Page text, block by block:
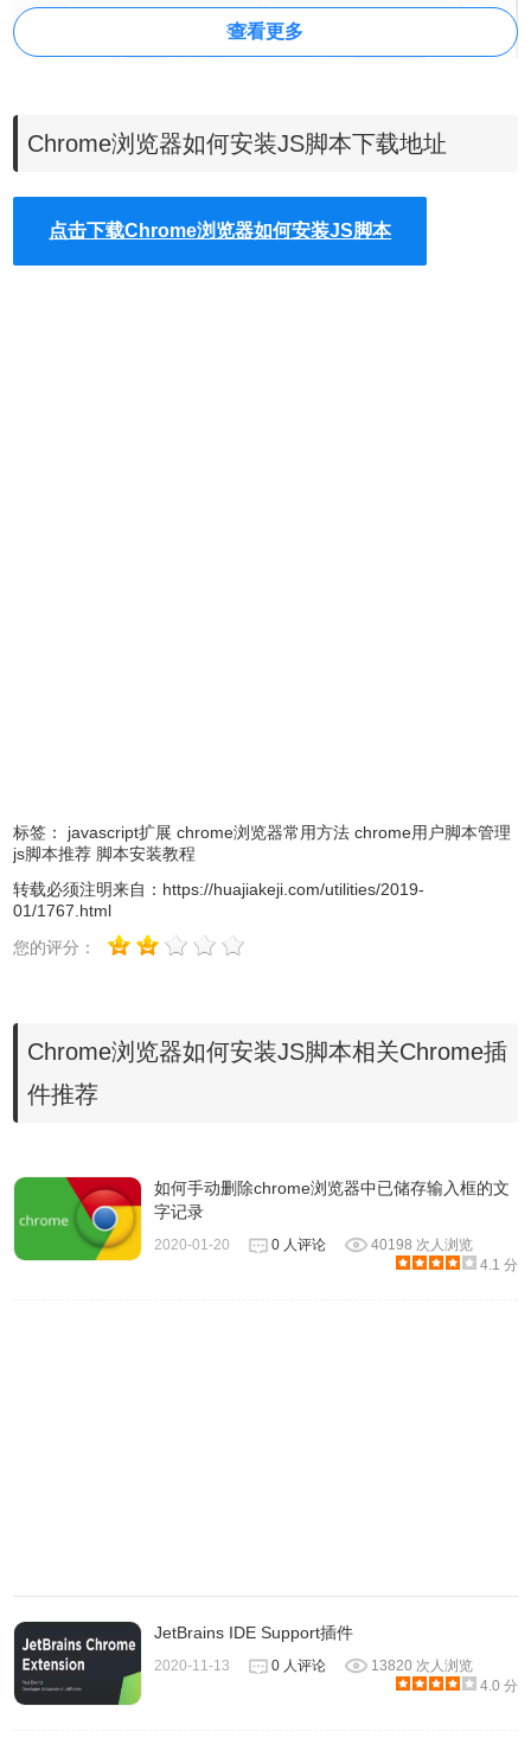
如上图，点击在线版浏览器将自动下载 JS 脚本并启动油猴
插件，然后点击油猴插件“安装”按钮，即可完成安装，在脚
查看更多
Chrome浏览器如何安装JS脚本下载地址
点击下载Chrome浏览器如何安装JS脚本
标签： javascript扩展 chrome浏览器常用方法 chrome用户脚本管理
js脚本推荐 脚本安装教程
转载必须注明来自： https://huajiakeji.com/utilities/2019-
01/1767.html
您的评分：
Chrome浏览器如何安装JS脚本相关Chrome插
件推荐
如何手动删除chrome浏览器中已储存输入框的文
字记录
2020-01-20 0 人评论
40198 次人浏览
4.1 分
JetBrains IDE Support插件
2020-11-13 0 人评论
13820 次人浏览
4.0 分